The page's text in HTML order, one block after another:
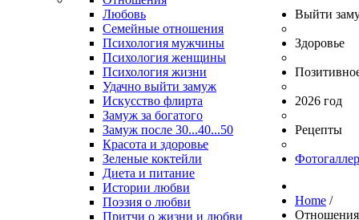
Любовь
Семейные отношения
Психология мужчины
Психология женщины
Психология жизни
Выйти
Удачно выйти замуж
Искусство флирта
Замуж за богатого
Замуж после 30...40...50
Здоровье
Красота и здоровье
Зеленые коктейли
Диета и питание
Истории любви
Поэзия о любви
Притчи о жизни и любви
2026 год
Рецепты
Home /
Отношения